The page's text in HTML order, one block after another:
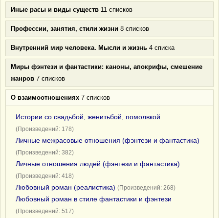
Иные расы и виды существ 11 списков
Профессии, занятия, стили жизни 8 списков
Внутренний мир человека. Мысли и жизнь 4 списка
Миры фэнтези и фантастики: каноны, апокрифы, смешение
жанров 7 списков
О взаимоотношениях 7 списков
Истории со свадьбой, женитьбой, помолвкой
(Произведений: 178)
Личные межрасовые отношения (фэнтези и фантастика)
(Произведений: 382)
Личные отношения людей (фэнтези и фантастика)
(Произведений: 418)
Любовный роман (реалистика) (Произведений: 268)
Любовный роман в стиле фантастики и фэнтези
(Произведений: 517)